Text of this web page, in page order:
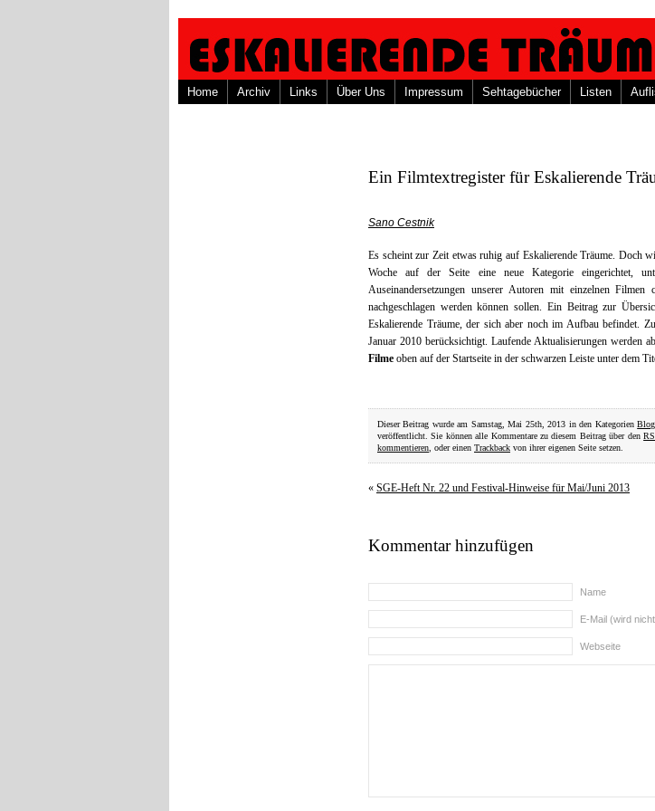
Home Archiv Links Über Uns Impressum Sehtagebücher Listen
Ein Filmtextregister für Eskalierende
Sano Cestnik
Es scheint zur Zeit etwas ruhig auf Eskalierende Träume. Doch
Woche auf der Seite eine neue Kategorie eingerichtet,
Auseinandersetzungen unserer Autoren mit einzelnen Filmen
nachgeschlagen werden können sollen. Ein Beitrag zur
Eskalierende Träume, der sich aber noch im Aufbau befindet.
Januar 2010 berücksichtigt. Laufende Aktualisierungen werden
Filme oben auf der Startseite in der schwarzen Leiste unter dem
Dieser Beitrag wurde am Samstag, Mai 25th, 2013 in den KategorienBlog
veröffentlicht. Sie können alle Kommentare zu diesem Beitrag über den
kommentieren , oder einen Trackback von ihrer eigenen Seite setzen.
« SGE-Heft Nr. 22 und Festival-Hinweise für Mai/Juni 2013
Kommentar hinzufügen
Name
E-Mail (wird
Webseite